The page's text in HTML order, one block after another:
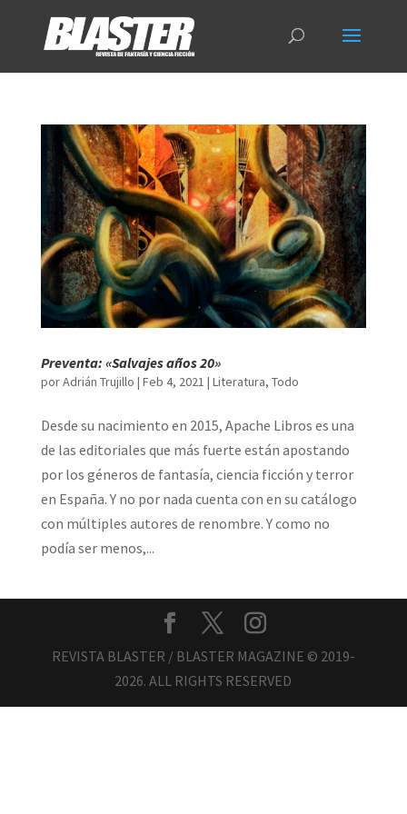
Preventa: «Salvajes años 20»
porAdrián Trujillo | Feb 4, 2021 | Literatura, Todo
Desde su nacimiento en 2015, Apache Libros es una
de las editoriales que más fuerte están apostando
por los géneros de fantasía, ciencia ficción y terror
en España. Y no por nada cuenta con en su catálogo
con múltiples autores de renombre. Y como no
podía ser menos,...
REVISTA BLASTER / BLASTER MAGAZINE © 2019-
2026. ALL RIGHTS RESERVED